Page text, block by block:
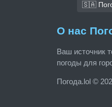
🇸🇦
О нас
Ваш источник
погоды для
Погода.lol ©